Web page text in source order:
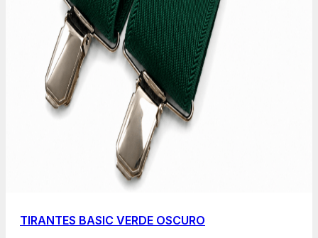
TIRANTES BASIC VERDE OSCURO